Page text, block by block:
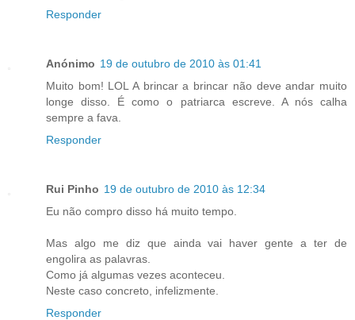
Responder
Anónimo 19 de outubro de 2010 às 01:41
Muito bom! LOL A brincar a brincar não deve andar muito
longe disso. É como o patriarca escreve. A nós calha
sempre a fava.
Responder
Rui Pinho 19 de outubro de 2010 às 12:34
Eu não compro disso há muito tempo.
Mas algo me diz que ainda vai haver gente a ter de
engolira as palavras.
Como já algumas vezes aconteceu.
Neste caso concreto, infelizmente.
Responder